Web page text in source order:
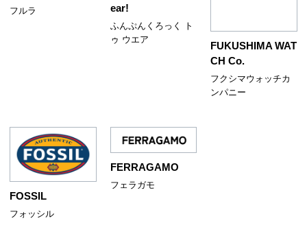
フルラ
ear!
ふんぷんくろっく ト
ゥ ウエア
FUKUSHIMA WAT
CH Co.
フクシマウォッチカ
ンパニー
FOSSIL
フォッシル
FERRAGAMO
フェラガモ